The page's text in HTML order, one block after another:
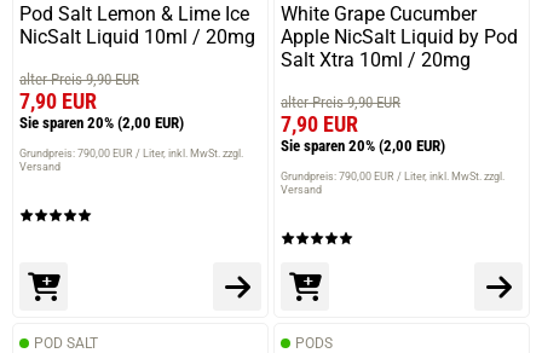
Pod Salt Lemon & Lime Ice
NicSalt Liquid 10ml / 20mg
alter Preis 9,90 EUR
7,90 EUR
Sie sparen 20% (2,00 EUR)
Grundpreis: 790,00 EUR / Liter inkl. MwSt. zzgl.
Versand
White Grape Cucumber
Apple NicSalt Liquid by Pod
Salt Xtra 10ml / 20mg
alter Preis 9,90 EUR
7,90 EUR
Sie sparen 20% (2,00 EUR)
Grundpreis: 790,00 EUR / Liter inkl. MwSt. zzgl.
Versand
POD SALT PODS